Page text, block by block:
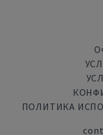
ПОЛИТИКА